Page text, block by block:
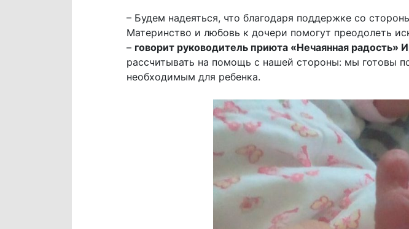
– Будем надеяться, что благодаря поддержке со
Материнство и любовь к дочери помогут преодолеть
– говорит руководитель приюта «Нечаянная радость»
рассчитывать на помощь с нашей стороны: мы готовы
необходимым для ребенка.